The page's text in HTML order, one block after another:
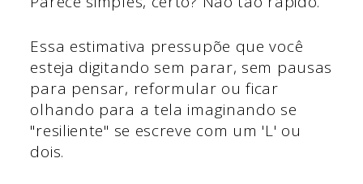
Essa estimativa pressupõe que você
esteja digitando sem parar, sem pausas
para pensar, reformular ou ficar
olhando para a tela imaginando se
"resiliente" se escreve com um 'L' ou
dois.